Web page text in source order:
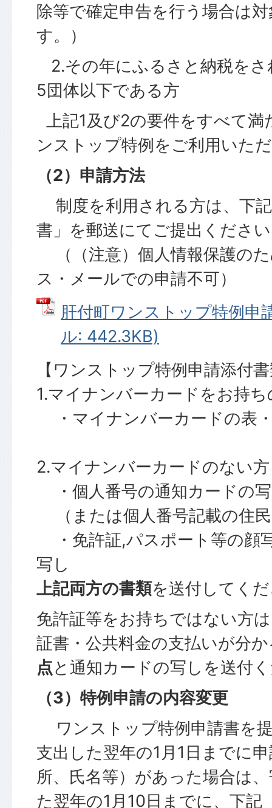
除等で確定申告を行う場合は
す。）
2.その年にふるさと納税をさ
5団体以下である方
上記1及び2の要件をすべて満
ンストップ特例をご利用いた
（2）申請方法
制度を利用される方は、下
書」を郵送にてご提出くださ
（（注意）個人情報保護の
ス・メールでの申請不可）
肝付町ワンストップ特例申
ル: 442.3KB)
【ワンストップ特例申請添付
1.マイナンバーカードをお持ち
・マイナンバーカードの表
2.マイナンバーカードのない方
・個人番号の通知カードの
（または個人番号記載の住
・免許証,パスポート等の顔
写し
上記両方の書類を送付してく
免許証等をお持ちではない方
証書・公共料金の支払いが分
点と通知カードの写しを送付
（3）特例申請の内容変更
ワンストップ特例申請書を
支出した翌年の1月1日までに
所、氏名等）があった場合は
た翌年の1月10日までに、下記